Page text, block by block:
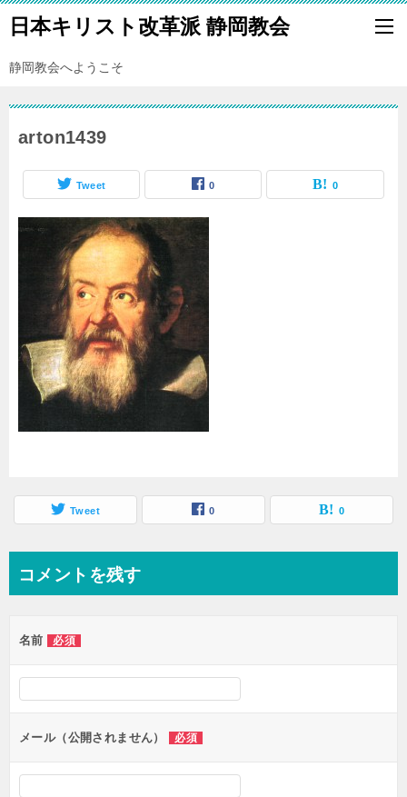
日本キリスト改革派 静岡教会
静岡教会へようこそ
arton1439
Tweet 0 0
Tweet 0 0
コメントを残す
名前 必須
メール（公開されません） 必須